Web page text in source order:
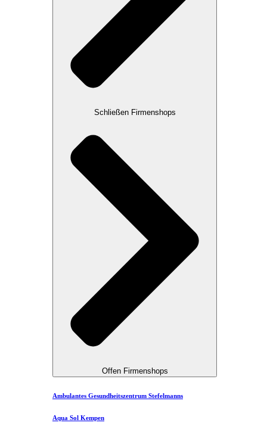
Schließen Firmenshops
Offen Firmenshops
Ambulantes Gesundheitszentrum Stefelmanns
Aqua Sol Kempen